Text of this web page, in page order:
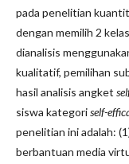
pada penelitian
dengan memilih 2
dianalisis
kualitatif, pemilihan
hasil analisis angket
siswa kategoriself-
penelitian ini adalah:
berbantuan media